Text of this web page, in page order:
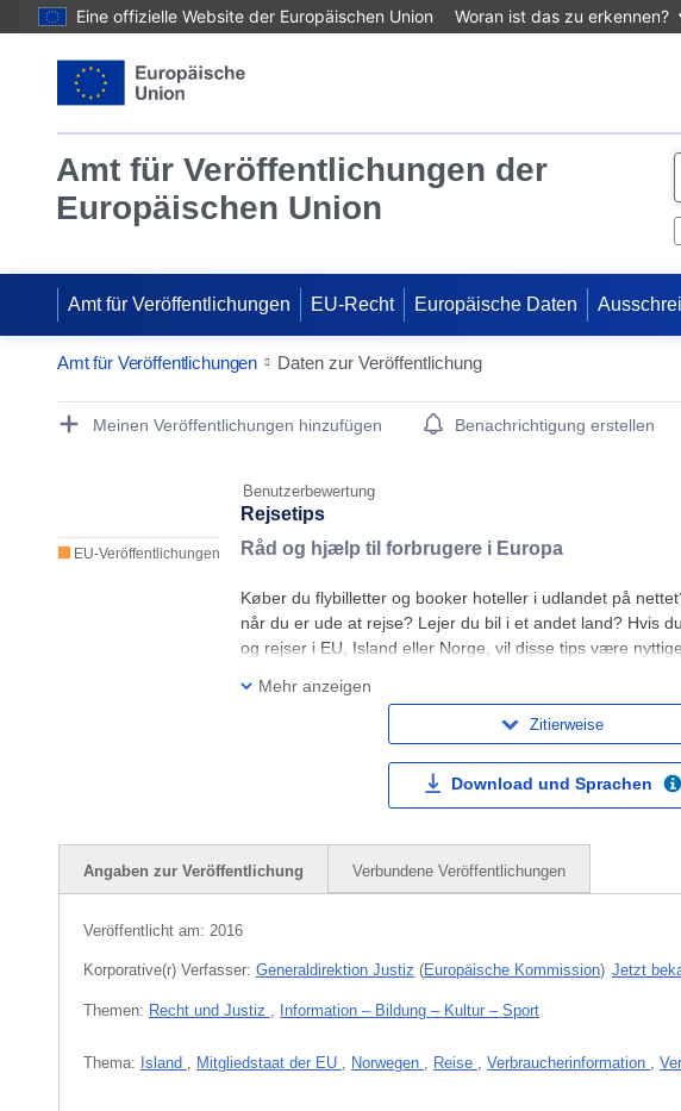
Eine offizielle Website der Europäischen Union Woran ist das zu erkennen?
Amt für Veröffentlichungen der
Europäischen Union
Amt für Veröffentlichungen EU-Recht Europäische Daten
Amt für Veröffentlichungen Daten zur Veröffentlichung
Publication Detail Actions Portlet
Meinen Veröffentlichungen hinzufügen Benachrichtigung erstellen
Benutzerbewertung
EU-Veröffentlichungen
Rejsetips
Råd og hjælp til forbrugere i Europa
Køber du flybilletter og booker hoteller i udlandet på
når du er ude at rejse? Lejer du bil i et andet land? Hvis
og rejser i EU, Island eller Norge, vil disse tips være
Mehr anzeigen
Zitierweise
Download und Sprachen
Angaben zur Veröffentlichung Verbundene Veröffentlichungen
Veröffentlicht am: 2016
Korporative(r) Verfasser: Generaldirektion Justiz (Europäische Kommission) Jetzt
Themen: Recht und Justiz Information – Bildung – Kultur – Sport
Thema: Island Mitgliedstaat der EU Norwegen Reise Verbraucherinformation